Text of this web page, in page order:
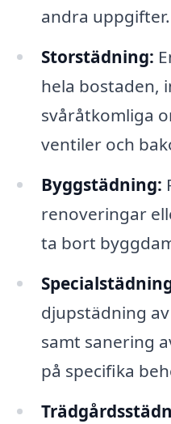
andra uppgifter.
Storstädning:
hela bostaden,
svåråtkomliga
ventiler och
Byggstädning:
renoveringar
ta bort
djupstädning
samt sanering
på specifika